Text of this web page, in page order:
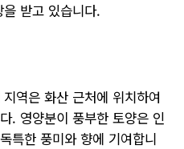
받고 있습니다.
역은 화산 근처에 위치하여
. 영양분이 풍부한 토양은 인
특한 풍미와 향에 기여합니